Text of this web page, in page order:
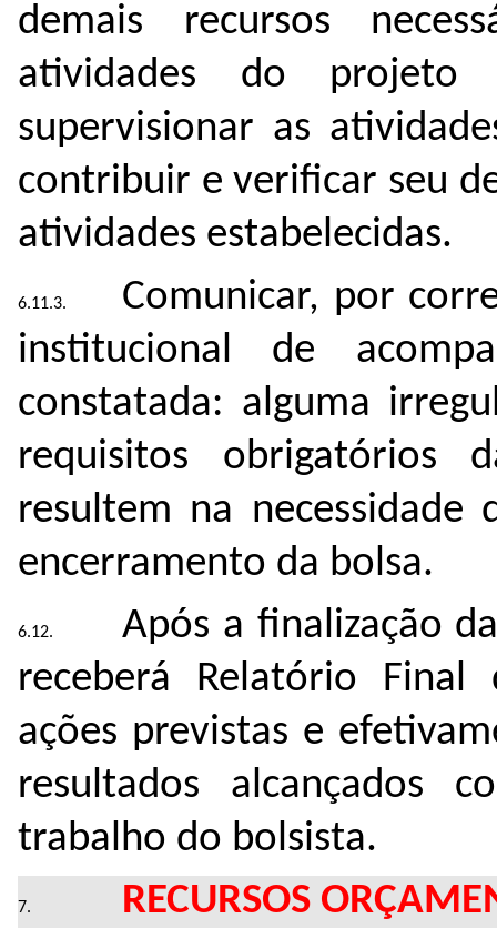
demais recursos
atividades do projeto
supervisionar as
contribuir e verificar seu
atividades estabelecidas.
Comunicar, por
institucional de
constatada: alguma
requisitos obrigatórios
resultem na necessidade
encerramento da bolsa.
Após a finalização
receberá Relatório
ações previstas e
resultados alcançados
trabalho do bolsista.
RECURSOS